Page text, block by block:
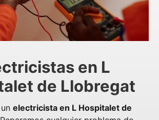
en L
de Llobregat
electricista en L Hospitalet de